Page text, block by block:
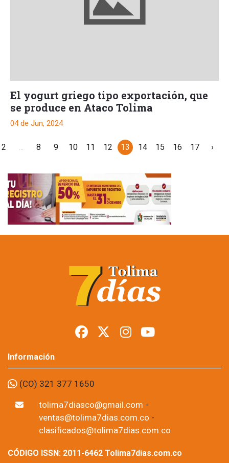
El yogurt griego tipo exportación, que
se produce en Ataco Tolima
04 de Jun, 2024
2 ... 8 9 10 11 12 13 14 15 16 17 ›
Información
(CO) 321 377 1650
tolima7diasco@gmail.com -
ventas@tolima7dias.com.co -
clasificados@tolima7dias.com.co
CÓDIGO ISSN: 2011-6462 Tolima7dias.com.co